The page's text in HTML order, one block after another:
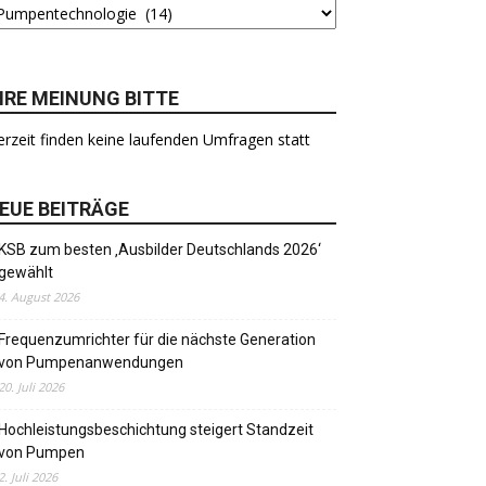
MEINUNG BITTE
finden keine laufenden Umfragen statt
BEITRÄGE
KSB zum besten ‚Ausbilder Deutschlands 2026‘
4. August 2026
Frequenzumrichter für die nächste Generation
Pumpenanwendungen
20. Juli 2026
Hochleistungsbeschichtung steigert Standzeit
Pumpen
2. Juli 2026